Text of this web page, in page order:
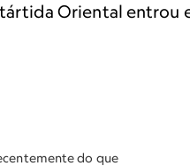
Oriental entrou
do que